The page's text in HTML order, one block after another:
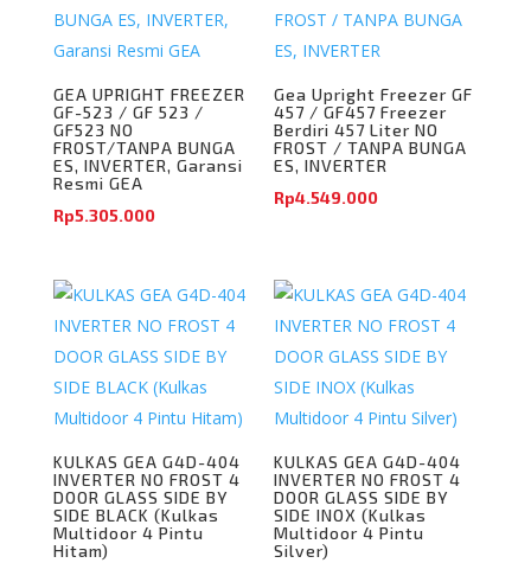
GEA UPRIGHT FREEZER
GF-523 / GF 523 /
GF523 NO
FROST/TANPA BUNGA
ES, INVERTER, Garansi
Resmi GEA
Rp5.305.000
Gea Upright Freezer GF
457 / GF457 Freezer
Berdiri 457 Liter NO
FROST / TANPA BUNGA
ES, INVERTER
Rp4.549.000
KULKAS GEA G4D-404
INVERTER NO FROST 4
DOOR GLASS SIDE BY
SIDE BLACK (Kulkas
Multidoor 4 Pintu
Hitam)
KULKAS GEA G4D-404
INVERTER NO FROST 4
DOOR GLASS SIDE BY
SIDE INOX (Kulkas
Multidoor 4 Pintu
Silver)